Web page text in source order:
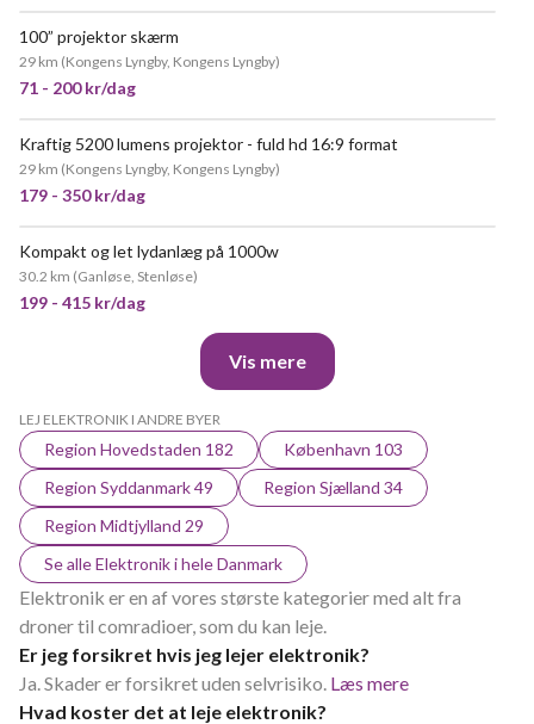
100” projektor skærm
29 km (Kongens Lyngby, Kongens Lyngby)
71 - 200 kr/dag
MEGET POPULÆR
Kraftig 5200 lumens projektor - fuld hd 16:9 format
29 km (Kongens Lyngby, Kongens Lyngby)
179 - 350 kr/dag
Kompakt og let lydanlæg på 1000w
30.2 km (Ganløse, Stenløse)
199 - 415 kr/dag
Vis mere
LEJ ELEKTRONIK I ANDRE BYER
Region Hovedstaden 182
København 103
Region Syddanmark 49
Region Sjælland 34
Region Midtjylland 29
Se alle Elektronik i hele Danmark
Elektronik er en af vores største kategorier med alt fra
droner til comradioer, som du kan leje.
Er jeg forsikret hvis jeg lejer elektronik?
Ja. Skader er forsikret uden selvrisiko. Læs mere
Hvad koster det at leje elektronik?